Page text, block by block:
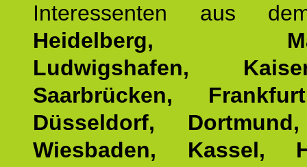
Interessenten aus
Heidelberg,
Ludwigshafen,
Saarbrücken,
Düsseldorf,
Wiesbaden, Kassel,